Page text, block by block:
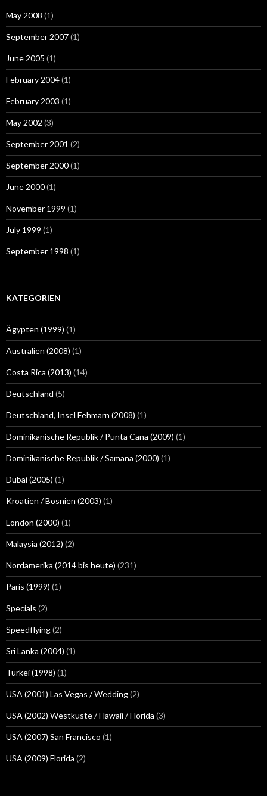
May 2008 (1)
September 2007(1)
June 2005 (1)
February 2004(1)
February 2003 (1)
May 2002 (3)
September 2001 (2)
September 2000(1)
June 2000(1)
November 1999 (1)
July 1999 (1)
September 1998 (1)
KATEGORIEN
Ägypten (1999) (1)
Australien (2008) (1)
Costa Rica (2013) (14)
Deutschland (5)
Deutschland, Insel Fehmarn (2008) (1)
Dominikanische Republik / Punta Cana (2009) (1)
Dominikanische Republik / Samana (2000) (1)
Dubai (2005) (1)
Kroatien / Bosnien (2003) (1)
London (2000) (1)
Malaysia (2012) (2)
Nordamerika (2014 bis heute) (231)
Paris (1999) (1)
Specials (2)
Speedflying(2)
Sri Lanka (2004) (1)
Türkei (1998) (1)
USA (2001) Las Vegas / Wedding(2)
USA (2002) Westküste / Hawaii / Florida (3)
USA (2007) San Francisco (1)
USA (2009) Florida (2)